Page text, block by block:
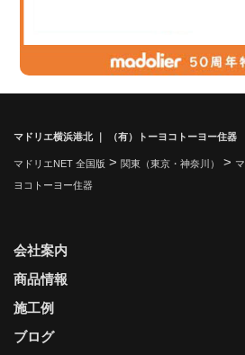
マドリエ横浜港北 ｜ （有）トーヨコトーヨー住器
マドリエNET 全国版 > 関東（東京・神奈川） >
ヨコトーヨー住器
会社案内
商品情報
施工例
ブログ